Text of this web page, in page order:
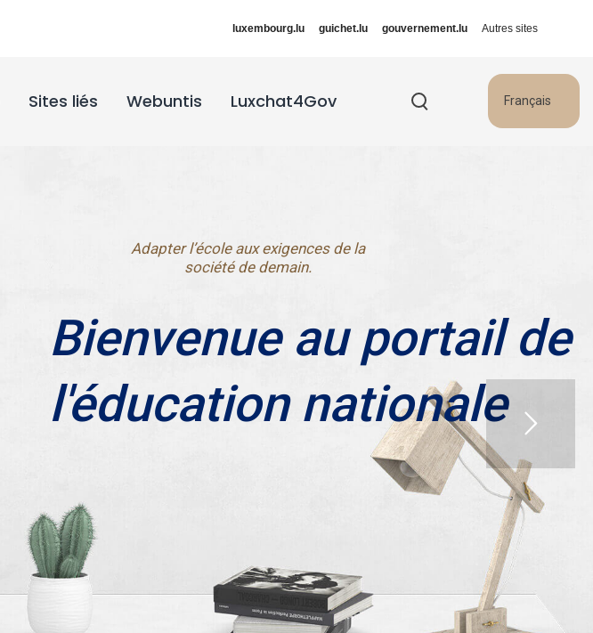
luxembourg.lu guichet.lu gouvernement.lu Autres sites
Sites liés Webuntis Luxchat4Gov Français
Bienvenue au portail de
l'éducation nationale
Adapter l’école aux exigences de la
société de demain.